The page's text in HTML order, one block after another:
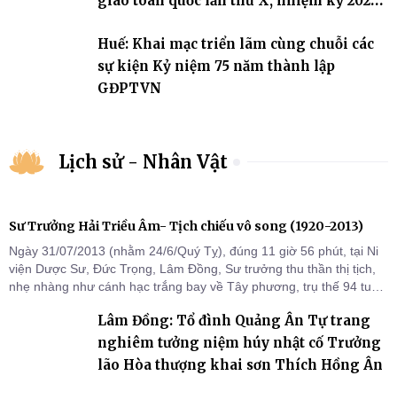
Huế: Khai mạc triển lãm cùng chuỗi các
sự kiện Kỷ niệm 75 năm thành lập
GĐPTVN
Lịch sử - Nhân Vật
Sư Trưởng Hải Triều Âm- Tịch chiếu vô song (1920-2013)
Ngày 31/07/2013 (nhằm 24/6/Quý Tỵ), đúng 11 giờ 56 phút, tại Ni
viện Dược Sư, Đức Trọng, Lâm Đồng, Sư trưởng thu thần thị tịch,
nhẹ nhàng như cánh hạc trắng bay về Tây phương, trụ thế 94 tuổi
Lâm Đồng: Tổ đình Quảng Ân Tự trang
nghiêm tưởng niệm húy nhật cố Trưởng
lão Hòa thượng khai sơn Thích Hồng Ân